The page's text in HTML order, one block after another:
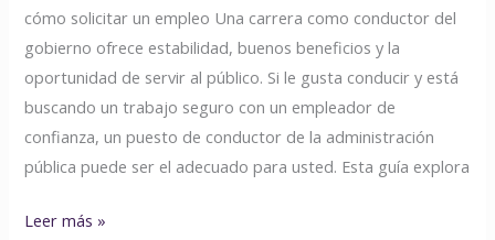
cómo solicitar un empleo Una carrera como conductor del
gobierno ofrece estabilidad, buenos beneficios y la
oportunidad de servir al público. Si le gusta conducir y está
buscando un trabajo seguro con un empleador de
confianza, un puesto de conductor de la administración
pública puede ser el adecuado para usted. Esta guía explora
Leer más »